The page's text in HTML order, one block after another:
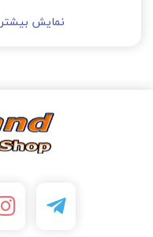
نمایش بیشتر